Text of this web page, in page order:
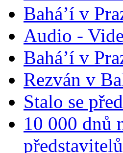
Bahá’í v
Audio -
Bahá’í v
Rezván v
Stalo se
10 000 dnů